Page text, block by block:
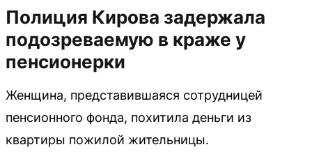
Полиция Кирова задержала
подозреваемую в краже у
пенсионерки
Женщина, представившаяся сотрудницей
пенсионного фонда, похитила деньги из
квартиры пожилой жительницы.